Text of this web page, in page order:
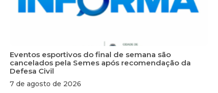
Eventos esportivos do final de semana são
cancelados pela Semes após recomendação da
Defesa Civil
7 de agosto de 2026